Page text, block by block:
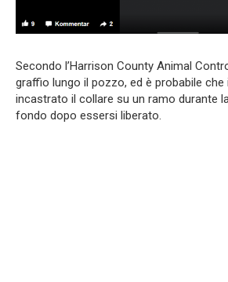
Secondo l’Harrison County Animal
graffio lungo il pozzo, ed è probabile che
incastrato il collare su un ramo durante
fondo dopo essersi liberato.